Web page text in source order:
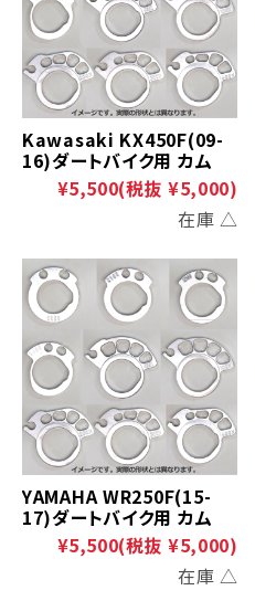
Kawasaki KX450F(09-
16)ダートバイク用 カム
¥5,500(税抜 ¥5,000)
在庫 △
YAMAHA WR250F(15-
17)ダートバイク用 カム
¥5,500(税抜 ¥5,000)
在庫 △